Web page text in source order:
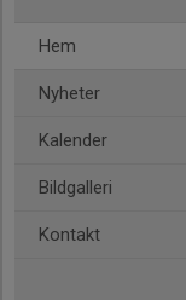
Hem
Nyheter
Kalender
Bildgalleri
Kontakt